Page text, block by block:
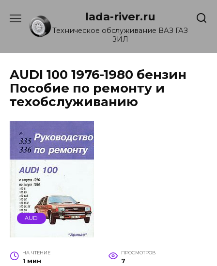
содержанию
lada-river.ru
Техническое обслуживание ВАЗ ГАЗ
ЗИЛ
AUDI 100 1976-1980 бензин
Пособие по ремонту и
техобслуживанию
AUDI
НА ЧТЕНИЕ
1 мин
ПРОСМОТРОВ
7